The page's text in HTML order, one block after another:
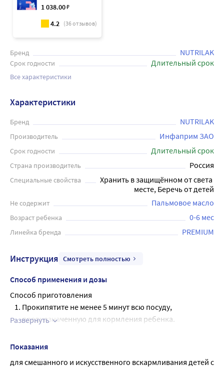
1 038.00₽
4.2 (36отзывов)
Бренд NUTRILAK
Срок годности Длительный срок
Все характеристики
Характеристики
Бренд NUTRILAK
Производитель Инфаприм ЗАО
Срок годности Длительный срок
Страна производитель Россия
Специальные свойства
Хранить в защищённом от света
месте, Беречь от детей
Не содержит Пальмовое масло
Возраст ребенка 0-6 мес
Линейка бренда PREMIUM
Инструкция Смотреть полностью
Способ применения и дозы
Способ приготовления
Прокипятите не менее 5 минут всю посуду,
предназначенную для кормления ребенка.
количество питьевой воды для детей, подогретой до
можно использовать кипяченую воду, охлажденную
Рекомендации по использованию
Приготовленная смесь должна быть использована в
Развернуть
Показания
для смешанного и искусственного вскармливания детей с